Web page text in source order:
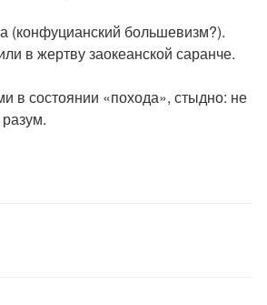
(конфуцианский большевизм?).
в жертву заокеанской саранче.
в состоянии «похода», стыдно: не